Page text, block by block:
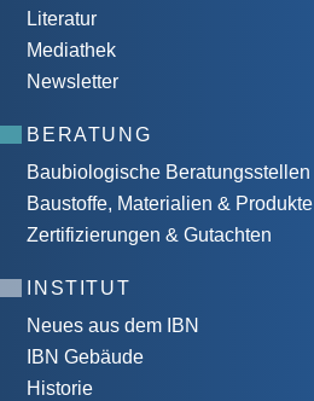
Literatur
Mediathek
Newsletter
BERATUNG
Baubiologische Beratungsstellen
Baustoffe, Materialien & Produkte
Zertifizierungen & Gutachten
INSTITUT
Neues aus dem IBN
IBN Gebäude
Historie